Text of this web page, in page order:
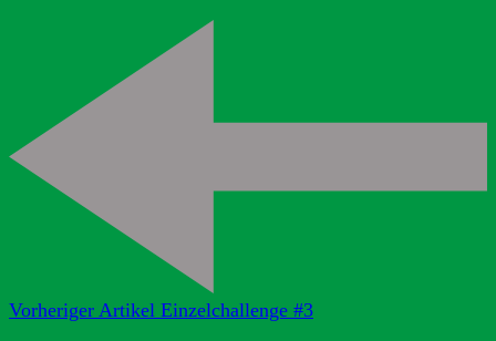
Vorheriger Artikel Einzelchallenge #3